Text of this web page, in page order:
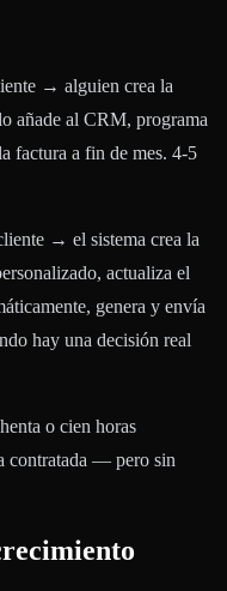
→ alguien crea la
añade al CRM, programa
factura a fin de mes. 4-5
→ el sistema crea la
actualiza el
genera y envía
hay una decisión real
o cien horas
contratada — pero sin